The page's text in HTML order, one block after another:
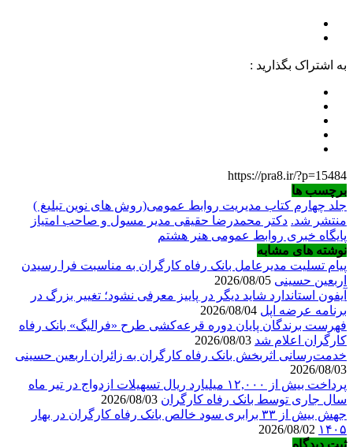
به اشتراک بگذارید :
https://pra8.ir/?p=15484
برچسب ها
جلد چهارم کتاب مدیریت روابط عمومی(روش های نوین تبلیغ )
منتشر شد. دکتر محمدرضا حقیقی مدیر مسول و صاحب امتیاز
پایگاه خبری روابط عمومی هنر هشتم
نوشته های مشابه
پیام تسلیت مدیرعامل بانک رفاه کارگران به مناسبت فرا رسیدن
اربعین حسینی
آیفون استاندارد شاید دیگر در پاییز معرفی نشود؛ تغییر بزرگ در
برنامه عرضه اپل
فهرست برندگان پایان دوره قرعه‌کشی طرح «فرالیگ» بانک رفاه
کارگران اعلام شد
خدمت‌رسانی اثربخش بانک رفاه کارگران به زائران اربعین حسینی
2026/08/03
پرداخت بیش از ۱۲,۰۰۰ میلیارد ریال تسهیلات ازدواج در تیر ماه
سال جاری توسط بانک رفاه کارگران
جهش بیش از ۳۳ برابری سود خالص بانک رفاه کارگران در بهار
۱۴۰۵
ثبت دیدگاه